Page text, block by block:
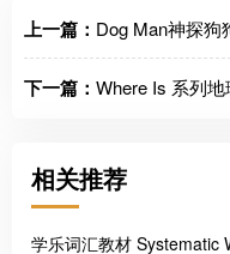
上一篇： Dog Man神探狗
下一篇： Where Is 系列
相关推荐
学乐词汇教材 Systematic